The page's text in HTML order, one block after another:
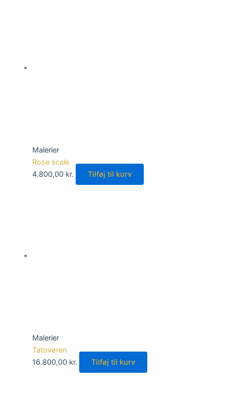
Malerier
Rose scale
4.800,00 kr. Tilføj til kurv
Malerier
Tatovøren
16.800,00 kr. Tilføj til kurv